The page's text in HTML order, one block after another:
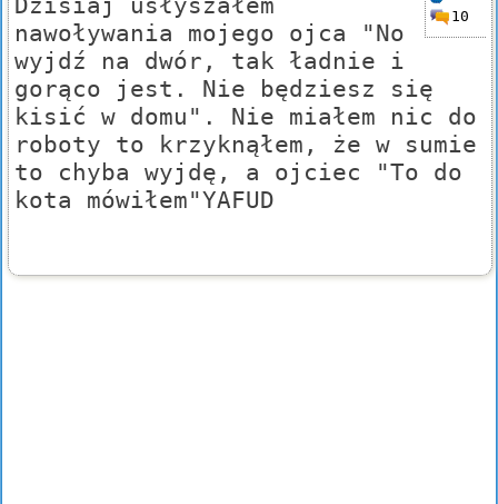
10
nawoływania mojego ojca "No
wyjdź na dwór, tak ładnie i
gorąco jest. Nie będziesz się
kisić w domu". Nie miałem nic do
roboty to krzyknąłem, że w sumie
to chyba wyjdę, a ojciec "To do
kota mówiłem"YAFUD